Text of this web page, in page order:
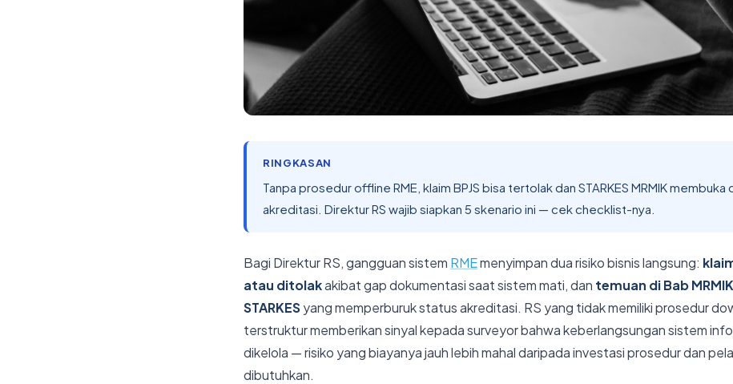
RINGKASAN
Tanpa prosedur offline RME, klaim BPJS bisa tertolak dan STARKES MRMIK membuka
akreditasi. Direktur RS wajib siapkan 5 skenario ini — cek checklist-nya.
Bagi Direktur RS, gangguan sistem RMEmenyimpan dua risiko bisnis langsung:
atau ditolakakibat gap dokumentasi saat sistem mati, dan temuan di Bab
STARKESyang memperburuk status akreditasi. RS yang tidak memiliki prosedur
terstruktur memberikan sinyal kepada surveyor bahwa keberlangsungan sistem
dikelola — risiko yang biayanya jauh lebih mahal daripada investasi prosedur dan
dibutuhkan.